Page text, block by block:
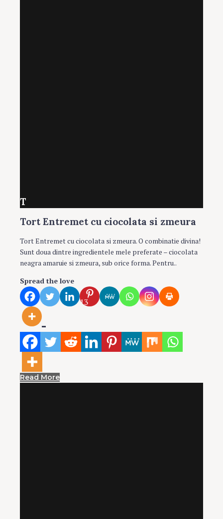
T
Tort Entremet cu ciocolata si zmeura
Tort Entremet cu ciocolata si zmeura. O combinatie divina!
Sunt doua dintre ingredientele mele preferate – ciocolata
neagra amaruie si zmeura, sub orice forma. Pentru..
Spread the love
13
Read More